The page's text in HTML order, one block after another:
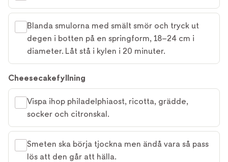
Blanda smulorna med smält smör och tryck ut
degen i botten på en springform, 18–24 cm i
diameter. Låt stå i kylen i 20 minuter.
Cheesecakefyllning
Vispa ihop philadelphiaost, ricotta, grädde,
socker och citronskal.
Smeten ska börja tjockna men ändå vara så pass
lös att den går att hälla.